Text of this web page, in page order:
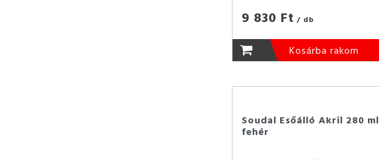
9 830 Ft / db
Kosárba rakom
Soudal Esőálló Akril 280 ml
fehér